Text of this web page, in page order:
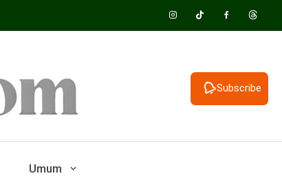
Subscribe
Umum